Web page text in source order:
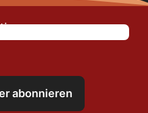
abonnieren